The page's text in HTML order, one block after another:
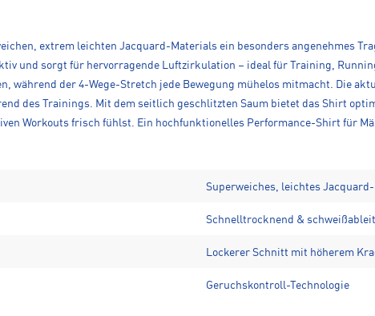
extrem leichten Jacquard-Materials ein besonders angenehmes
und sorgt für hervorragende Luftzirkulation – ideal für Training,
während der 4-Wege-Stretch jede Bewegung mühelos mitmacht. Die
des Trainings. Mit dem seitlich geschlitzten Saum bietet das Shirt
Workouts frisch fühlst. Ein hochfunktionelles Performance-Shirt für
Superweiches, leichtes
Schnelltrocknend &
Lockerer Schnitt mit höherem
Geruchskontroll-Technologie